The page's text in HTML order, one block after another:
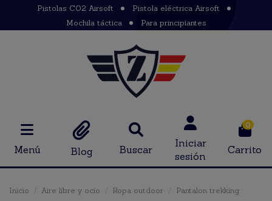
Pistolas CO2 Airsoft
Pistola eléctrica Airsoft
Mochila táctica
Para principiantes
Menú Blog Buscar
Iniciar
sesión
0
Carrito
Inicio Aire libre y ocio Ropa outdoor Pantalon trekking